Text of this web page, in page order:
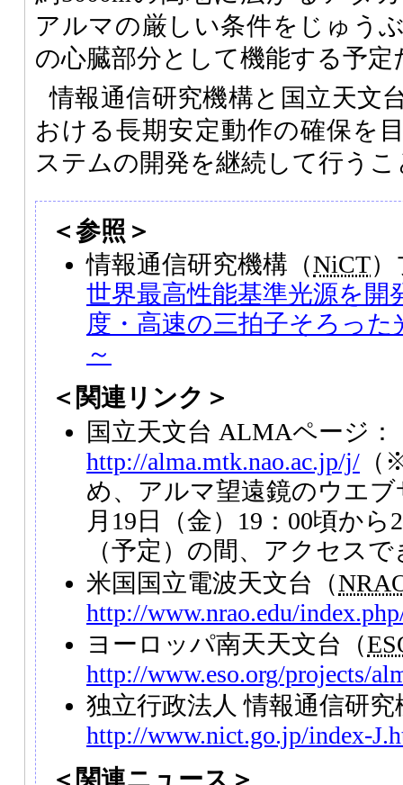
アルマの厳しい条件をじゅう
の心臓部分として機能する予定
情報通信研究機構と国立天文
おける長期安定動作の確保を
ステムの開発を継続して行う
＜参照＞
情報通信研究機構（NiCT
世界最高性能基準光源を開
度・高速の三拍子そろっ
～
＜関連リンク＞
国立天文台 ALMAページ：
http://alma.mtk.nao.ac.jp/j/
め、アルマ望遠鏡のウエブ
月19日（金）19：00頃から
（予定）の間、アクセス
米国国立電波天文台（
http://www.nrao.edu/
ヨーロッパ南天天文台（
http://www.eso.org/projects/
独立行政法人 情報通信研究
http://www.nict.go.jp/index-